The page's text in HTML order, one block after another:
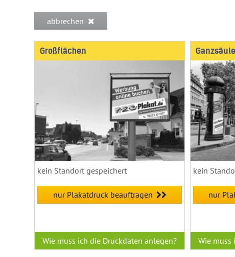
abbrechen
Großflächen
kein Standort gespeichert
nur Plakatdruck beauftragen
Wie muss ich die Druckdaten anlegen?
kein
nur
Wie muss